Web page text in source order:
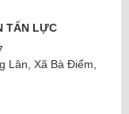
TẤN LỰC
Lân, Xã Bà Điểm,